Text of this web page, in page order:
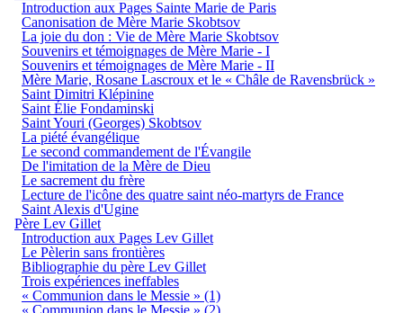
Introduction aux Pages Sainte Marie de Paris
Canonisation de Mère Marie Skobtsov
La joie du don : Vie de Mère Marie Skobtsov
Souvenirs et témoignages de Mère Marie - I
Souvenirs et témoignages de Mère Marie - II
Mère Marie, Rosane Lascroux et le « Châle de Ravensbrück »
Saint Dimitri Klépinine
Saint Élie Fondaminski
Saint Youri (Georges) Skobtsov
La piété évangélique
Le second commandement de l'Évangile
De l'imitation de la Mère de Dieu
Le sacrement du frère
Lecture de l'icône des quatre saint néo-martyrs de France
Saint Alexis d'Ugine
Père Lev Gillet
Introduction aux Pages Lev Gillet
Le Pèlerin sans frontières
Bibliographie du père Lev Gillet
Trois expériences ineffables
« Communion dans le Messie » (1)
« Communion dans le Messie » (2)